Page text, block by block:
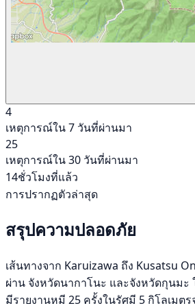
4
เหตุการณ์ใน 7 วันที่ผ่านมา
25
เหตุการณ์ใน 30 วันที่ผ่านมา
14ชั่วโมงที่แล้ว
การปรากฏตัวล่าสุด
สรุปความปลอดภัย
เส้นทางจาก Karuizawa ถึง Kusatsu
ผ่าน จังหวัดนากาโนะ และจังหวัดกุนมะ
มีรายงานหมี 25 ครั้งในรัศมี 5 กิโลเมตร